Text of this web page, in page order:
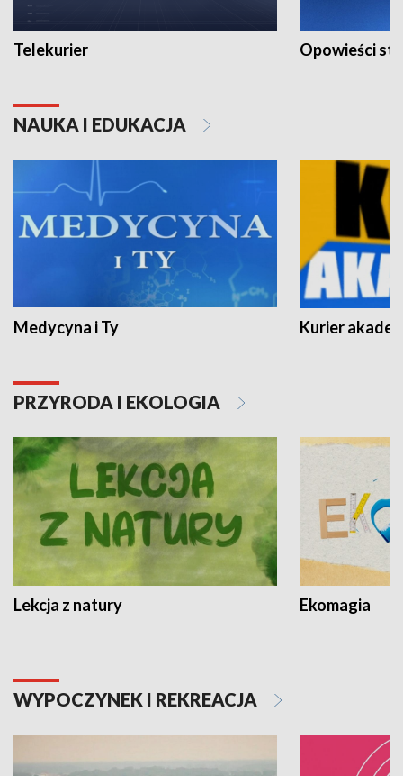
Telekurier Opowieści
NAUKA I EDUKACJA
Medycyna i Ty Kurier
PRZYRODA I EKOLOGIA
Lekcja z natury Ekomagia
WYPOCZYNEK I REKREACJA